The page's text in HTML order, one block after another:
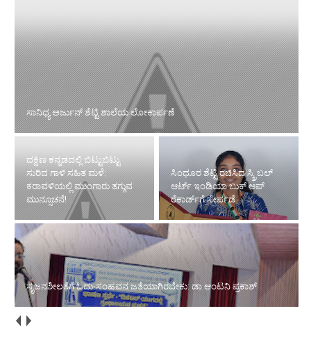
ಸಾನಿಧ್ಯ ಅರ್ಜುನ್ ಶೆಟ್ಟಿ ಶಾಲೆಯ ಲೋಕಾರ್ಪಣೆ
ದಕ್ಷಿಣ ಕನ್ನಡದಲ್ಲಿ ಬಿಟ್ಟುಬಿಟ್ಟು
ಸುರಿದ ಗಾಳಿ ಸಹಿತ ಮಳೆ:
ಕರಾವಳಿಯಲ್ಲಿ ಮುಂಗಾರು ತಗ್ಗುವ
ಮುನ್ಸೂಚನೆ!
ಸಿಂಧೂರ ಶೆಟ್ಟಿ ರಚಿಸಿದ ಸ್ಕ್ರಿಬಲ್
ಆರ್ಟ್ ಇಂಡಿಯಾ ಬುಕ್ ಆಪ್
ರೆಕಾರ್ಡ್‌ಗೆ ಸೇರ್ಪಡೆ
ಸೃಜನಶೀಲತೆಗೆ ಓದು-ಸಂಹವನ ಜತೆಯಾಗಿರಬೇಕು: ಡಾ.ಆಂಟನಿ ಪ್ರಕಾಶ್